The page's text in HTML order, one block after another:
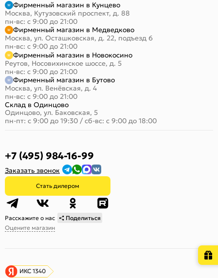
Фирменный магазин в Кунцево
Москва, Кутузовский проспект, д. 88
пн-вс: с 9:00 до 21:00
Фирменный магазин в Медведково
Москва, ул. Осташковская, д. 22, подъезд 6
пн-вс: с 9:00 до 21:00
Фирменный магазин в Новокосино
Реутов, Носовихинское шоссе, д. 5
пн-вс: с 9:00 до 21:00
Фирменный магазин в Бутово
Москва, ул. Венёвская, д. 4
пн-вс: с 9:00 до 21:00
Склад в Одинцово
Одинцово, ул. Баковская, 5
пн-пт: с 9:00 до 19:30 / сб-вс: с 9:00 до 18:00
+7 (495) 984-16-99
Заказать звонок
Стать дилером
Расскажите о нас
Поделиться
Оцените магазин
ИКС 1340